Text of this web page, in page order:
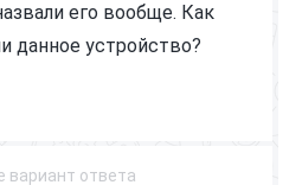
его вообще. Как
данное устройство?